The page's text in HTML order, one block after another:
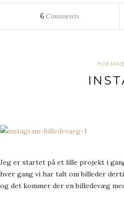
6 Comments
Jeg er startet på et lille projekt i
hver gang vi har talt om billeder
og det kommer der en billedevæg